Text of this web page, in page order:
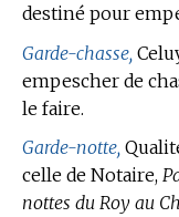
destiné pour
Garde-chasse,
empescher de
le faire.
Garde-notte,
celle de Notaire,
nottes du Roy au